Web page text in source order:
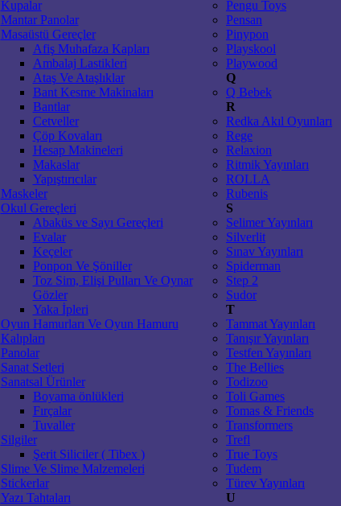
Kupalar
Mantar Panolar
Masaüstü Gereçler
Afiş Muhafaza Kapları
Ambalaj Lastikleri
Ataş Ve Ataşlıklar
Bant Kesme Makinaları
Bantlar
Cetveller
Çöp Kovaları
Hesap Makineleri
Makaslar
Yapıştırıcılar
Maskeler
Okul Gereçleri
Abaküs ve Sayı Gereçleri
Evalar
Keçeler
Ponpon Ve Şöniller
Toz Sim, Elişi Pulları Ve Oynar
Gözler
Yaka İpleri
Oyun Hamurları Ve Oyun Hamuru
Kalıpları
Panolar
Sanat Setleri
Sanatsal Ürünler
Boyama önlükleri
Fırçalar
Tuvaller
Silgiler
Şerit Siliciler ( Tibex )
Slime Ve Slime Malzemeleri
Stickerlar
Yazı Tahtaları
Pengu Toys
Pensan
Pinypon
Playskool
Playwood
Q
Q Bebek
R
Redka Akıl Oyunları
Rege
Relaxion
Ritmik Yayınları
ROLLA
Rubenis
S
Selimer Yayınları
Silverlit
Sınav Yayınları
Spiderman
Step 2
Sudor
T
Tammat Yayınları
Tanışır Yayınları
Testfen Yayınları
The Bellies
Todizoo
Toli Games
Tomas & Friends
Transformers
Trefl
True Toys
Tudem
Türev Yayınları
U